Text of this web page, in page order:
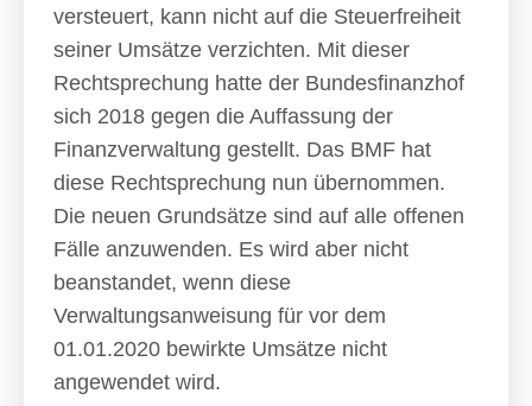
versteuert, kann nicht auf die Steuerfreiheit
seiner Umsätze verzichten. Mit dieser
Rechtsprechung hatte der Bundesfinanzhof
sich 2018 gegen die Auffassung der
Finanzverwaltung gestellt. Das BMF hat
diese Rechtsprechung nun übernommen.
Die neuen Grundsätze sind auf alle offenen
Fälle anzuwenden. Es wird aber nicht
beanstandet, wenn diese
Verwaltungsanweisung für vor dem
01.01.2020 bewirkte Umsätze nicht
angewendet wird.